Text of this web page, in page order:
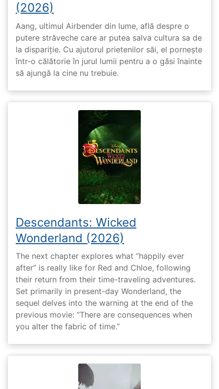
(2026)
Aang, ultimul Airbender din lume, află despre o
putere străveche care ar putea salva cultura sa de
la dispariție. Cu ajutorul prietenilor săi, el pornește
într-o călătorie în jurul lumii pentru a o găsi înainte
să ajungă la cine nu trebuie.
Descendants: Wicked
Wonderland (2026)
The next chapter explores what “happily ever
after” is really like for Red and Chloe, following
their return from their time-traveling adventures.
Set primarily in present-day Wonderland, the
sequel delves into the warning at the end of the
previous movie: “There are consequences when
you alter the fabric of time.”